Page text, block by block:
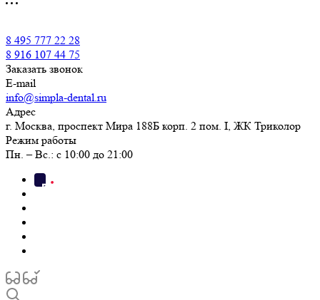
8 495 777 22 28
8 916 107 44 75
Заказать звонок
E-mail
info@simpla-dental.ru
Адрес
г. Москва, проспект Мира 188Б корп. 2 пом. I, ЖК Триколор
Режим работы
Пн. – Вс.: с 10:00 до 21:00